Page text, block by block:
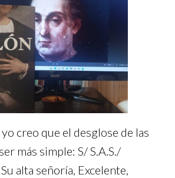
creo que el desglose de las
más simple: S/ S.A.S./
alta señoría, Excelente,